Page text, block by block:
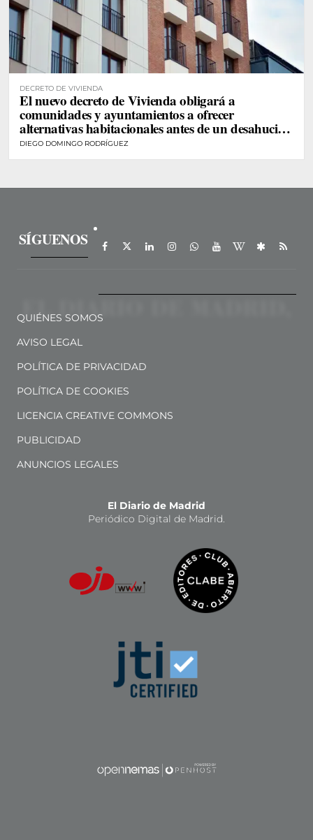
DECRETO DE VIVIENDA
El nuevo decreto de Vivienda obligará a
comunidades y ayuntamientos a ofrecer
alternativas habitacionales antes de un desahucio
de personas vulnerables
DIEGO DOMINGO RODRÍGUEZ
SÍGUENOS
QUIÉNES SOMOS
AVISO LEGAL
POLÍTICA DE PRIVACIDAD
POLÍTICA DE COOKIES
LICENCIA CREATIVE COMMONS
PUBLICIDAD
ANUNCIOS LEGALES
El Diario de Madrid
Periódico Digital de Madrid.